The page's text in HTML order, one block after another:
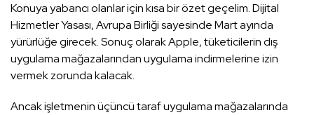
Konuya yabancı olanlar için kısa bir özet geçelim. Dijital
Hizmetler Yasası, Avrupa Birliği sayesinde Mart ayında
yürürlüğe girecek. Sonuç olarak Apple, tüketicilerin dış
uygulama mağazalarından uygulama indirmelerine izin
vermek zorunda kalacak.
Ancak işletmenin üçüncü taraf uygulama mağazalarında